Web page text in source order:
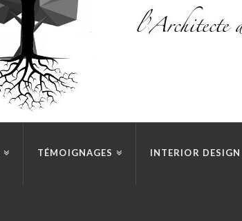
TÉMOIGNAGES INTERIOR DESIGN